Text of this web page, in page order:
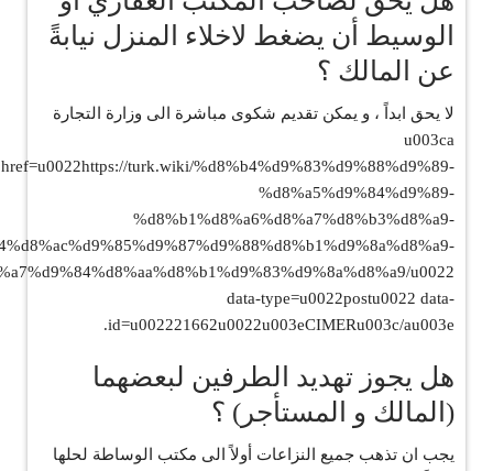
الوسيط أن يضغط لاخلاء المنزل نيابةً
عن المالك ؟
‏لا يحق ابداً ، و يمكن تقديم شكوى مباشرة الى وزارة التجارة
u003ca
href=u0022https://turk.wiki/%d8%b4%d9%83%d9%88%d9%89-
%d8%a5%d9%84%d9%89-
%d8%b1%d8%a6%d8%a7%d8%b3%d8%a9-
u0022
data-type=u0022postu0022 data-
id=u002221662u0022u003eCIMERu003c/au003e.
هل يجوز تهديد الطرفين لبعضهما
(المالك و المستأجر) ؟
‏يجب ان تذهب جميع النزاعات أولاً الى مكتب الوساطة لحلها